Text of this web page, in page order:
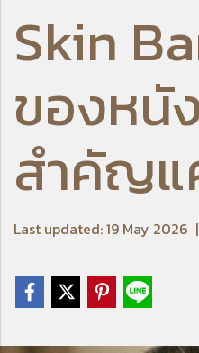
Skin
ของหนั
สำคัญแ
Last updated: 19 May 2026 |